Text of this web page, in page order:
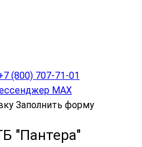
(800) 707-71-01
МАХ
Заполнить форму
"Пантера"